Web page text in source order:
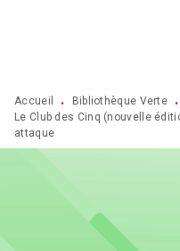
Accueil • Bibliothèque Verte •
Le Club des Cinq (nouvelle
attaque